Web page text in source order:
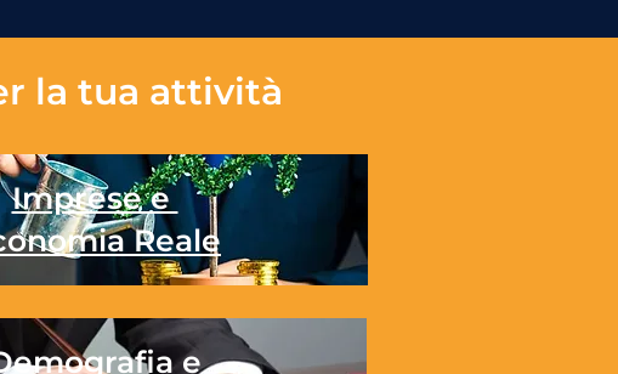
la tua attività
Imprese e
Reale
e